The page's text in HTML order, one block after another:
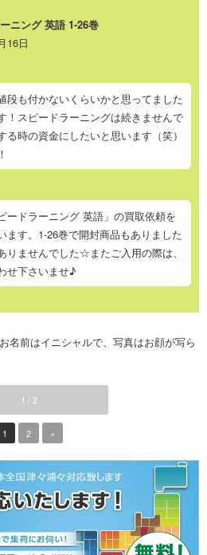
ニング 英語 1-26巻
16日
段も付かないくらいかと思ってました
！スピードラーニングは続きませんで
時の資金にしたいと思います（笑）
ードラーニング 英語」の買取依頼を
ます。1-26巻で開封商品もありました
りませんでした☆またご入用の際は、
せ下さいませ♪
名前はイニシャルで、写真はお顔が写ら
1 / 2
1 2 »